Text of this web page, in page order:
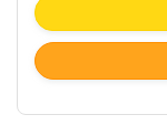
4090
Oppo
ποσότητα